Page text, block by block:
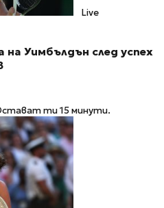
Live
Уимбълдън след успех
ти 15 минути.